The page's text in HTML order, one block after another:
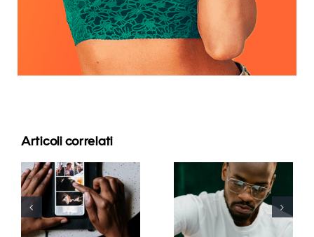
Articoli correlati
Le migliori
app per
animare
foto e
rendere
I 17 migliori
consigli
avanzati per
comprendere